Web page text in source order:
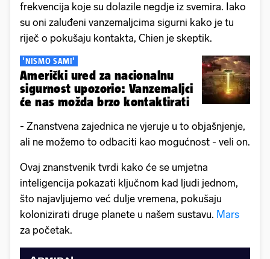
frekvencija koje su dolazile negdje iz svemira. Iako
su oni zaluđeni vanzemaljcima sigurni kako je tu
riječ o pokušaju kontakta, Chien je skeptik.
'NISMO SAMI'
Američki ured za nacionalnu
sigurnost upozorio: Vanzemaljci
će nas možda brzo kontaktirati
- Znanstvena zajednica ne vjeruje u to objašnjenje,
ali ne možemo to odbaciti kao mogućnost - veli on.
Ovaj znanstvenik tvrdi kako će se umjetna
inteligencija pokazati ključnom kad ljudi jednom,
što najavljujemo već dulje vremena, pokušaju
kolonizirati druge planete u našem sustavu. Mars
za početak.